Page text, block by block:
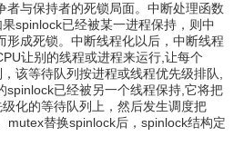
者与保持者的死锁局面。中断处理函数
spinlock已经被某一进程保持，则中
形成死锁。中断线程化以后，中断线程
让别的线程或进程来运行,让每个
该等待队列按进程或线程优先级排队,
spinlock已经被另一个线程保持,它将把
化的等待队列上，然后发生调度把
mutex替换spinlock后，spinlock结构定